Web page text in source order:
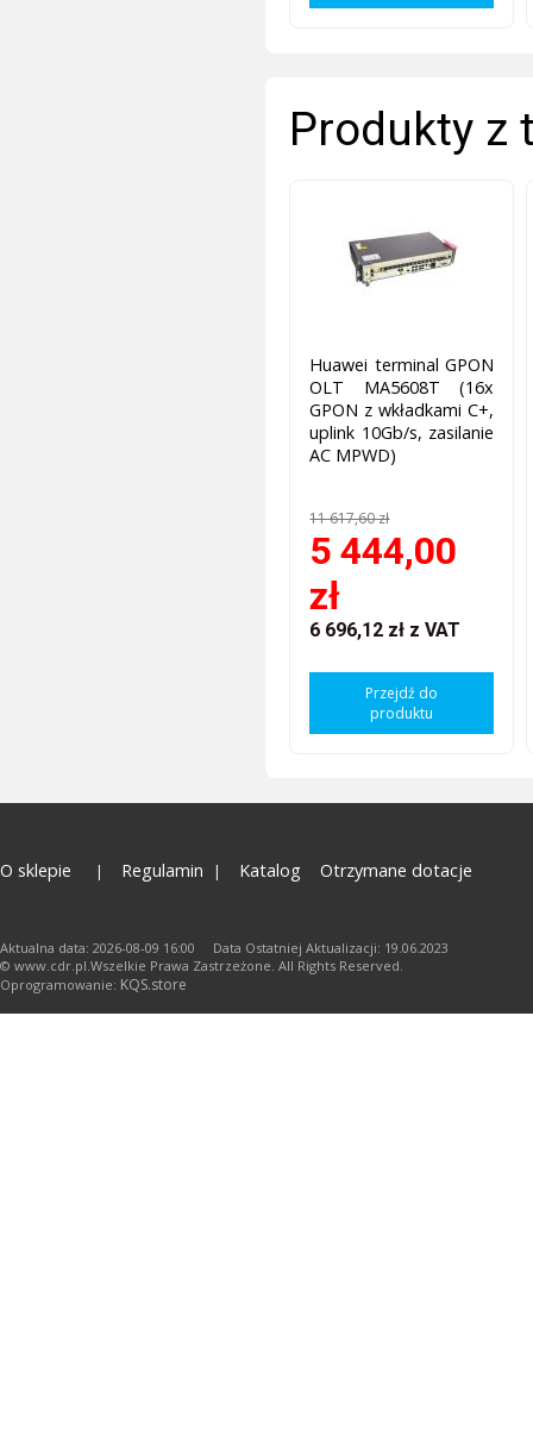
Produkty z
Huawei terminal GPON
OLT MA5608T (16x
GPON z wkładkami C+,
uplink 10Gb/s, zasilanie
AC MPWD)
11 617,60 zł
5 444,00
zł
6 696,12 zł z VAT
Przejdź do
produktu
O sklepie Regulamin Katalog Otrzymane dotacje
Aktualna data: 2026-08-09 16:00 Data Ostatniej Aktualizacji: 19.06.2023
© www.cdr.pl.Wszelkie Prawa Zastrzeżone. All Rights Reserved.
Oprogramowanie: KQS.store